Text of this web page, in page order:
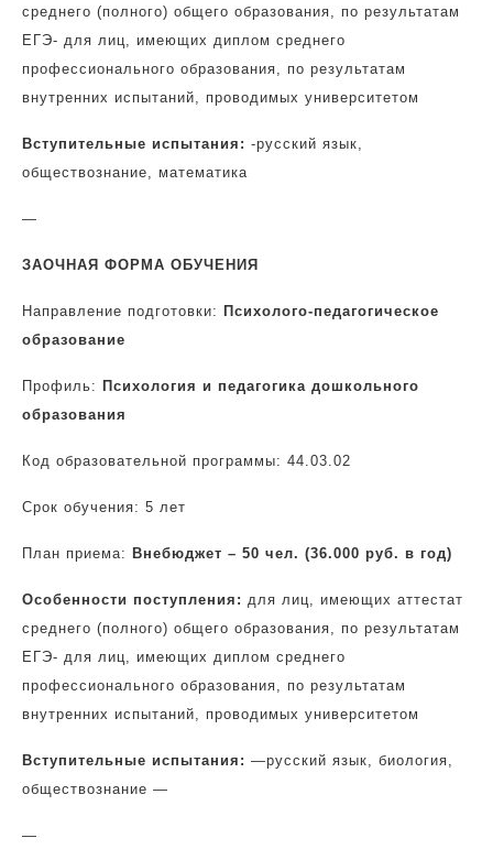
среднего (полного) общего образования, по результатам
ЕГЭ- для лиц, имеющих диплом среднего
профессионального образования, по результатам
внутренних испытаний, проводимых университетом
Вступительные испытания: -русский язык,
обществознание, математика
—
ЗАОЧНАЯ ФОРМА ОБУЧЕНИЯ
Направление подготовки: Психолого-педагогическое
образование
Профиль: Психология и педагогика дошкольного
образования
Код образовательной программы: 44.03.02
Срок обучения: 5 лет
План приема: Внебюджет – 50 чел. (36.000 руб. в год)
Особенности поступления: для лиц, имеющих аттестат
среднего (полного) общего образования, по результатам
ЕГЭ- для лиц, имеющих диплом среднего
профессионального образования, по результатам
внутренних испытаний, проводимых университетом
Вступительные испытания: —русский язык, биология,
обществознание —
—